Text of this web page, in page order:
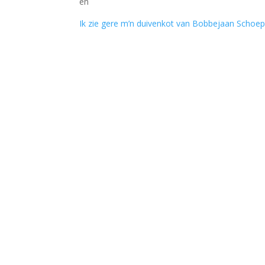
Ik zie gere m’n duivenkot van Bobbejaan